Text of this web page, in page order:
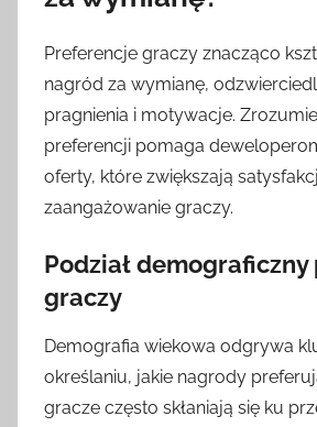
Preferencje graczy znacząco
nagród za wymianę,
pragnienia i motywacje.
preferencji pomaga
oferty, które zwiększają
zaangażowanie graczy.
Podział
graczy
Demografia wiekowa odgrywa
określaniu, jakie nagrody
gracze często skłaniają się ku